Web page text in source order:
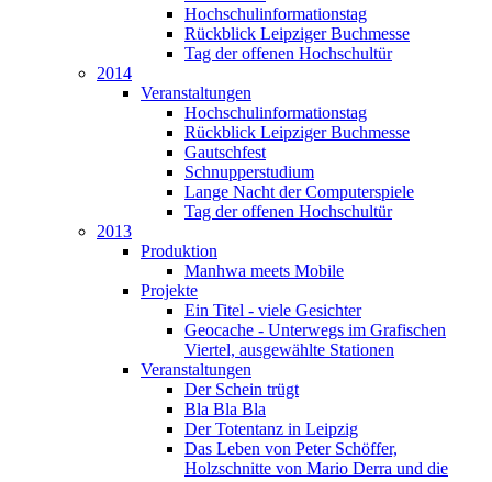
Hochschulinformationstag
Rückblick Leipziger Buchmesse
Tag der offenen Hochschultür
2014
Veranstaltungen
Hochschulinformationstag
Rückblick Leipziger Buchmesse
Gautschfest
Schnupperstudium
Lange Nacht der Computerspiele
Tag der offenen Hochschultür
2013
Produktion
Manhwa meets Mobile
Projekte
Ein Titel - viele Gesichter
Geocache - Unterwegs im Grafischen
Viertel, ausgewählte Stationen
Veranstaltungen
Der Schein trügt
Bla Bla Bla
Der Totentanz in Leipzig
Das Leben von Peter Schöffer,
Holzschnitte von Mario Derra und die